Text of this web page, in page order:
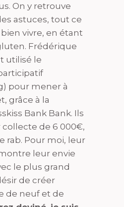
On y retrouve
astuces, tout ce
vivre, en étant
Frédérique
utilisé le
pour mener à
grâce à la
Bank Bank. Ils
de 6 000€,
rab. Pour moi, leur
leur envie
le plus grand
de créer
de neuf et de